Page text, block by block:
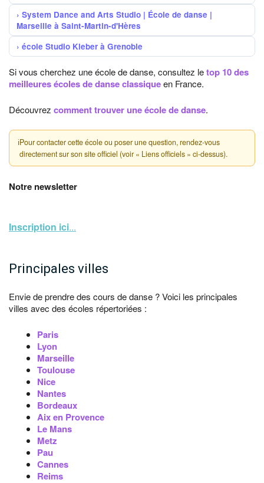
System Dance and Arts Studio | École de danse |
Marseille à Saint-Martin-d'Hères
école Studio Kleber à Grenoble
Si vous cherchez une école de danse, consultez letop 10 des
meilleures écoles de danse classiqueen France.
Découvrez comment trouver une école de danse.
ℹPour contacter cette école ou poser une question, rendez-vous
directement sur son site officiel (voir « Liens officiels » ci-dessus).
Notre newsletter
Inscription ici...
Principales villes
Envie de prendre des cours de danse ? Voici les principales
villes avec des écoles répertoriées :
Paris
Lyon
Marseille
Toulouse
Nice
Nantes
Bordeaux
Aix en Provence
Le Mans
Metz
Pau
Cannes
Reims